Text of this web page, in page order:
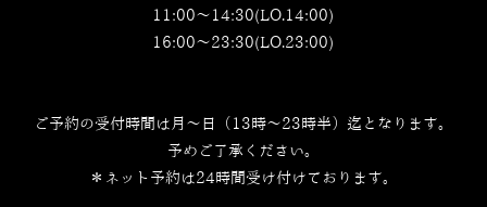
11:00～14:30(LO.14:00)
16:00～23:30(LO.23:00)
ご予約の受付時間は月～日（13時～23時半）迄となります。
予めご了承ください。
＊ネット予約は24時間受け付けております。